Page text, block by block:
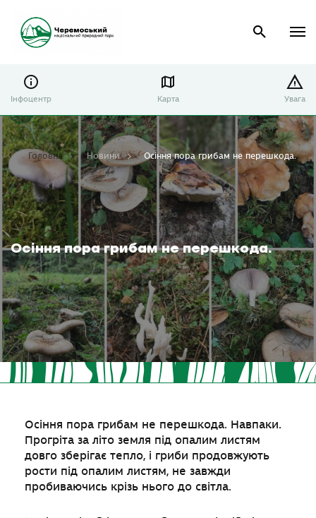
Інфоцентр Карта Увага
Осіння пора грибам не перешкода.
Головна Новини Осіння пора грибам не перешкода.
Осіння пора грибам не перешкода. Навпаки.
Прогріта за літо земля під опалим листям
довго зберігає тепло, і гриби продовжують
рости під опалим листям, не завжди
пробиваючись крізь нього до світла.